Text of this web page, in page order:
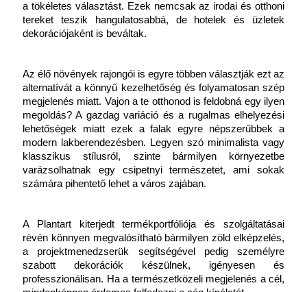
a tökéletes választást. Ezek nemcsak az irodai és otthoni
tereket teszik hangulatosabbá, de hotelek és üzletek
dekorációjaként is beváltak.
Az élő növények rajongói is egyre többen választják ezt az
alternatívát a könnyű kezelhetőség és folyamatosan szép
megjelenés miatt. Vajon a te otthonod is feldobná egy ilyen
megoldás? A gazdag variáció és a rugalmas elhelyezési
lehetőségek miatt ezek a falak egyre népszerűbbek a
modern lakberendezésben. Legyen szó minimalista vagy
klasszikus stílusról, szinte bármilyen környezetbe
varázsolhatnak egy csipetnyi természetet, ami sokak
számára pihentető lehet a város zajában.
A Plantart kiterjedt termékportfóliója és szolgáltatásai
révén könnyen megvalósítható bármilyen zöld elképzelés,
a projektmenedzserük segítségével pedig személyre
szabott dekorációk készülnek, igényesen és
professzionálisan. Ha a természetközeli megjelenés a cél,